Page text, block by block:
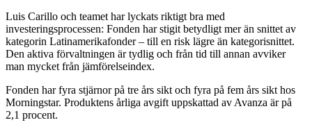
Luis Carillo och teamet har lyckats riktigt bra med
investeringsprocessen: Fonden har stigit betydligt mer än snittet av
kategorin Latinamerikafonder – till en risk lägre än kategorisnittet.
Den aktiva förvaltningen är tydlig och från tid till annan avviker
man mycket från jämförelseindex.
Fonden har fyra stjärnor på tre års sikt och fyra på fem års sikt hos
Morningstar. Produktens årliga avgift uppskattad av Avanza är på
2,1 procent.